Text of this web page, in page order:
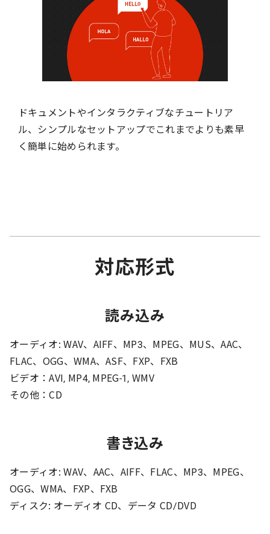
ドキュメントやインタラクティブなチュートリア
ル、シンプルなセットアップでこれまでよりも素早
く簡単に始められます。
対応形式
読み込み
オーディオ: WAV、AIFF、MP3、MPEG、MUS、AAC、
FLAC、OGG、WMA、ASF、FXP、FXB
ビデオ：AVI, MP4, MPEG-1, WMV
その他：CD
書き込み
オーディオ: WAV、AAC、AIFF、FLAC、MP3、MPEG、
OGG、WMA、FXP、FXB
ディスク: オーディオ CD、データ CD/DVD